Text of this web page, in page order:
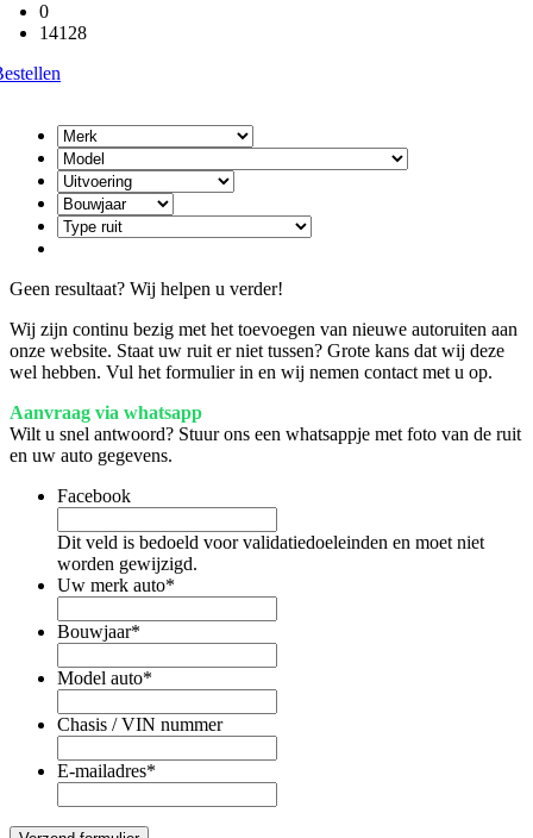
0
14128
Geen resultaat? Wij helpen u verder!
Wij zijn continu bezig met het toevoegen van nieuwe autoruiten aan
onze website. Staat uw ruit er niet tussen? Grote kans dat wij deze
wel hebben. Vul het formulier in en wij nemen contact met u op.
Aanvraag via whatsapp
Wilt u snel antwoord? Stuur ons een whatsappje met foto van de ruit
en uw auto gegevens.
Facebook
Dit veld is bedoeld voor validatiedoeleinden en moet niet
worden gewijzigd.
Uw merk auto*
Bouwjaar*
Model auto*
Chasis / VIN nummer
E-mailadres*